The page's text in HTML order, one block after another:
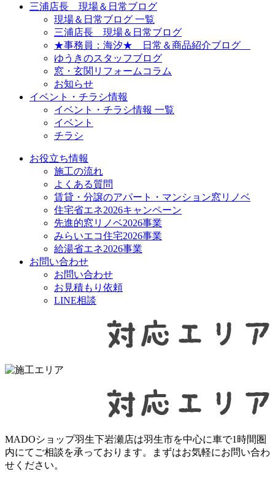
三浦店長 現場＆日常ブログ
現場＆日常ブログ 一覧
三浦店長 現場＆日常ブログ
★事務員：海汐★ 日常＆商品紹介ブログ
ゆうきのスタッフブログ
窓・玄関リフォームコラム
お知らせ
イベント・チラシ情報
イベント・チラシ情報 一覧
イベント
チラシ
お役立ち情報
施工の流れ
よくある質問
賃貸・分譲のアパート・マンション窓リノベ
住宅省エネ2026キャンペーン
先進的窓リノベ2026事業
みらいエコ住宅2026事業
給湯省エネ2026事業
お問い合わせ
お問い合わせ
お見積もり依頼
LINE相談
MADOショップ羽生下岩瀬店は羽生市を中心に車で1時間圏
内にてご相談を承っております。まずはお気軽にお問い合わ
せください。